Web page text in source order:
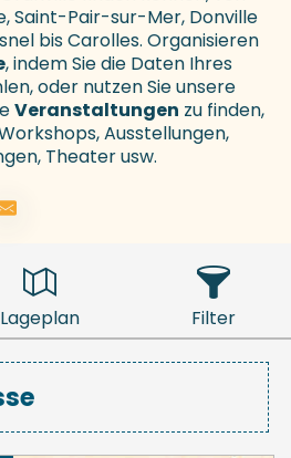
Saint-Pair-sur-Mer, Donville
bis Carolles. Organisieren
, indem Sie die Daten Ihres
oder nutzen Sie unsere
Veranstaltungen zu finden,
Ausstellungen,
Theater usw.
Lageplan Filter